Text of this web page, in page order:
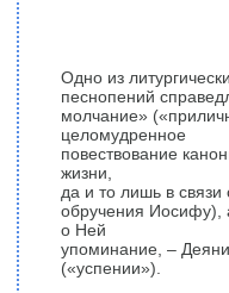
Одно из
песнопений
молчание»
целомудренное
повествование
жизни,
да и то лишь в
обручения Иосифу),
о Ней
упоминание, –
(«успении»).